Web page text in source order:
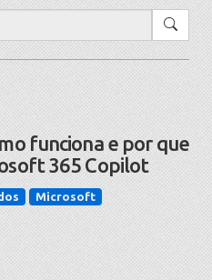
funciona e por que
365 Copilot
Microsoft